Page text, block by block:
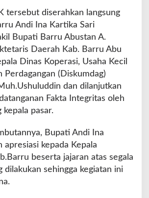
tersebut diserahkan langsung
Andi Ina Kartika Sari
Bupati Barru Abustan A.
Daerah Kab. Barru Abu
Dinas Koperasi, Usaha Kecil
Perdagangan (Diskumdag)
dan dilanjutkan
Fakta Integritas oleh
kepala pasar.
Bupati Andi Ina
apresiasi kepada Kepala
beserta jajaran atas segala
dilakukan sehingga kegiatan ini